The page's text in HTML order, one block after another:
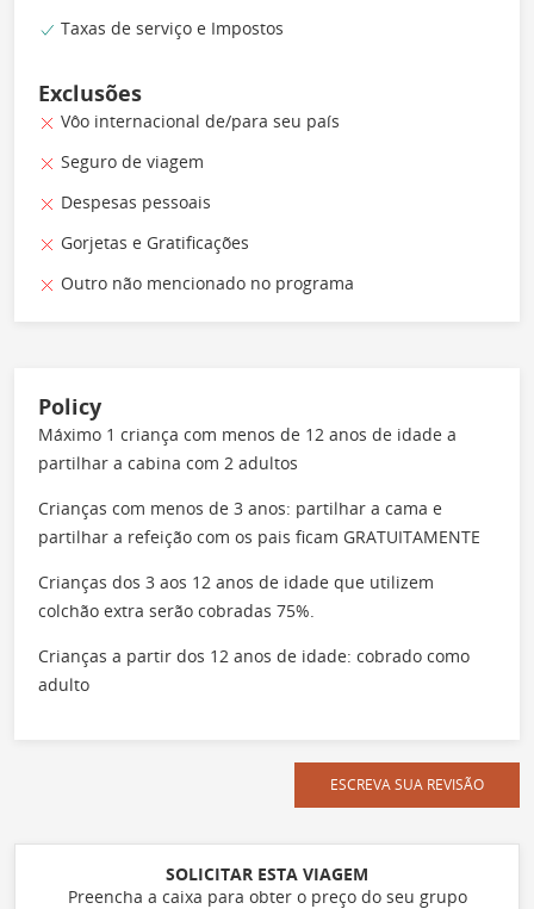
Taxas de serviço e Impostos
Exclusões
Vôo internacional de/para seu país
Seguro de viagem
Despesas pessoais
Gorjetas e Gratificações
Outro não mencionado no programa
Policy
Máximo 1 criança com menos de 12 anos de idade a
partilhar a cabina com 2 adultos
Crianças com menos de 3 anos: partilhar a cama e
partilhar a refeição com os pais ficam GRATUITAMENTE
Crianças dos 3 aos 12 anos de idade que utilizem
colchão extra serão cobradas 75%.
Crianças a partir dos 12 anos de idade: cobrado como
adulto
ESCREVA SUA REVISÃO
SOLICITAR ESTA VIAGEM
Preencha a caixa para obter o preço do seu grupo